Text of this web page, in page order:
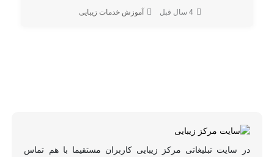
4 سال قبل آموزش خدمات زیبایی
در سایت تبلیغاتی مرکز زیبایی کاربران مستقیما با هم تماس